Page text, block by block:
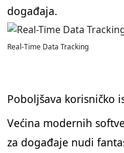
događaja.
Real-Time Data Tracking
Poboljšava korisničko
Većina modernih
za događaje nudi